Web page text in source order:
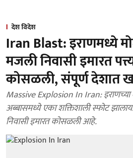
देश विदेश
Iran Blast: इराणमध्ये
मजली निवासी इमारत
कोसळली, संपूर्ण देशात
Massive Explosion In Iran: इराणच्या दक्षिणेकडील शहर बंदर
अब्बासमध्ये एका शक्तिशाली स्फोट
निवासी इमारत कोसळली आहे.